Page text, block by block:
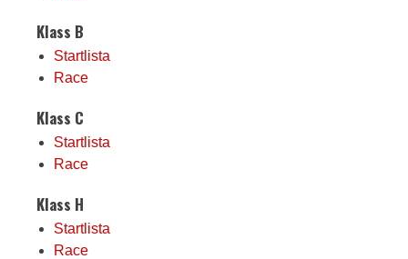
Klass B
Startlista
Race
Klass C
Startlista
Race
Klass H
Startlista
Race